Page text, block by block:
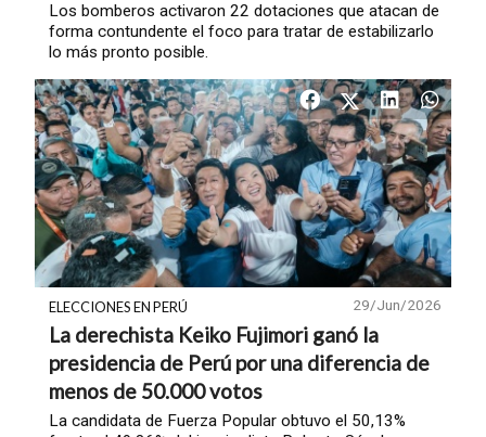
Los bomberos activaron 22 dotaciones que atacan de
forma contundente el foco para tratar de estabilizarlo
lo más pronto posible.
29/Jun/2026
ELECCIONES EN PERÚ
La derechista Keiko Fujimori ganó la
presidencia de Perú por una diferencia de
menos de 50.000 votos
La candidata de Fuerza Popular obtuvo el 50,13%